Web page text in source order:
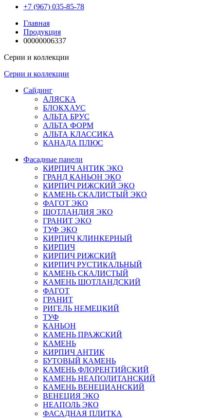
+7 (967) 035-85-78
Главная
Продукция
00000006337
Серии и коллекции
Серии и коллекции
Сайдинг
АЛЯСКА
БЛОКХАУС
АЛЬТА БРУС
АЛЬТА ФОРМ
АЛЬТА КЛАССИКА
КАНАДА ПЛЮС
Фасадные панели
КИРПИЧ АНТИК ЭКО
ГРАНД КАНЬОН ЭКО
КИРПИЧ РИЖСКИЙ ЭКО
КАМЕНЬ СКАЛИСТЫЙ ЭКО
ФАГОТ ЭКО
ШОТЛАНДИЯ ЭКО
ГРАНИТ ЭКО
ТУФ ЭКО
КИРПИЧ КЛИНКЕРНЫЙ
КИРПИЧ
КИРПИЧ РИЖСКИЙ
КИРПИЧ РУСТИКАЛЬНЫЙ
КАМЕНЬ СКАЛИСТЫЙ
КАМЕНЬ ШОТЛАНДСКИЙ
ФАГОТ
ГРАНИТ
РИГЕЛЬ НЕМЕЦКИЙ
ТУФ
КАНЬОН
КАМЕНЬ ПРАЖСКИЙ
КАМЕНЬ
КИРПИЧ АНТИК
БУТОВЫЙ КАМЕНЬ
КАМЕНЬ ФЛОРЕНТИЙСКИЙ
КАМЕНЬ НЕАПОЛИТАНСКИЙ
КАМЕНЬ ВЕНЕЦИАНСКИЙ
ВЕНЕЦИЯ ЭКО
НЕАПОЛЬ ЭКО
ФАСАДНАЯ ПЛИТКА